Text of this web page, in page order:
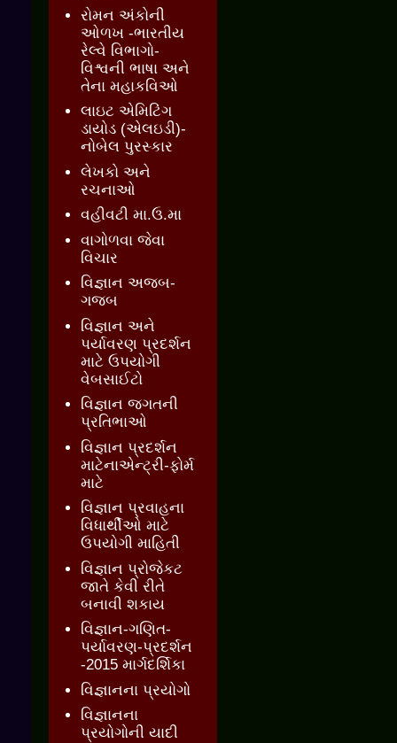
રોમન અંકોની
ઓળખ -ભારતીય
રેલ્વે વિભાગો-
વિશ્વની ભાષા અને
તેના મહાકવિઓ
લાઇટ એમિટિંગ
ડાયોડ (એલઇડી)-
નોબેલ પુરસ્કાર
લેખકો અને
રચનાઓ
વહીવટી મા.ઉ.મા
વાગોળવા જેવા
વિચાર
વિજ્ઞાન અજબ-
ગજબ
વિજ્ઞાન અને
પર્યાવરણ પ્રદર્શન
માટે ઉપયોગી
વેબસાઈટો
વિજ્ઞાન જગતની
પ્રતિભાઓ
વિજ્ઞાન પ્રદર્શન
માટેનાએન્ટ્રી-ફોર્મ
માટે
વિજ્ઞાન પ્રવાહના
વિધાર્થીઓ માટે
ઉપયોગી માહિતી
વિજ્ઞાન પ્રોજેકટ
જાતે કેવી રીતે
બનાવી શકાય
વિજ્ઞાન-ગણિત-
પર્યાવરણ-પ્રદર્શન
-2015 માર્ગદર્શિકા
વિજ્ઞાનના પ્રયોગો
વિજ્ઞાનના
પ્રયોગોની યાદી